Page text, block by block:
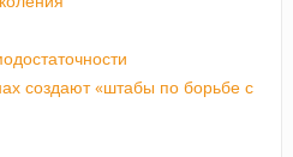
создают «штабы по борьбе с